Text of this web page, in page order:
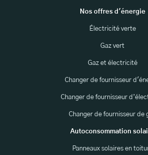
Nos offres d'énergie
Électricité verte
Gaz vert
Gaz et électricité
Changer de fournisseur
Changer de fournisseur
Changer de fournisseur de
Autoconsommation
Panneaux solaires en